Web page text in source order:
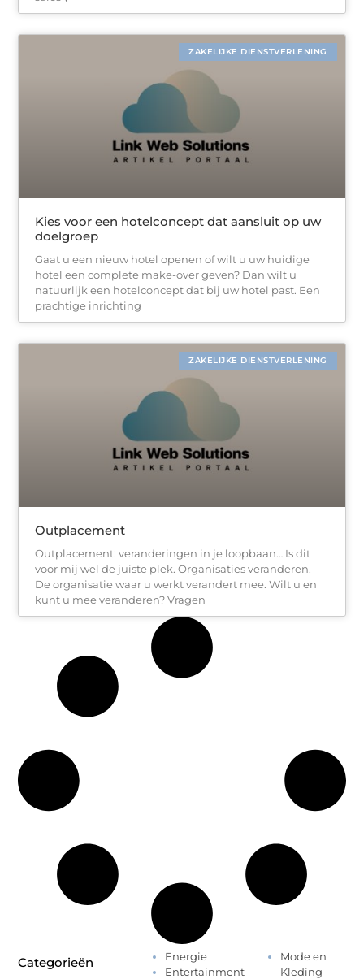
ZAKELIJKE DIENSTVERLENING
Kies voor een hotelconcept dat aansluit op uw
doelgroep
Gaat u een nieuw hotel openen of wilt u uw huidige
hotel een complete make-over geven? Dan wilt u
natuurlijk een hotelconcept dat bij uw hotel past. Een
prachtige inrichting
ZAKELIJKE DIENSTVERLENING
Outplacement
Outplacement: veranderingen in je loopbaan… Is dit
voor mij wel de juiste plek. Organisaties veranderen.
De organisatie waar u werkt verandert mee. Wilt u en
kunt u mee veranderen? Vragen
Categorieën
Energie
Entertainment
Mode en
Kleding